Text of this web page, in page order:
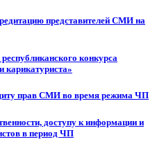
представителей СМИ на
конкурса
карикатуриста»
прав СМИ во время режима ЧП
доступу к информации и
в период ЧП